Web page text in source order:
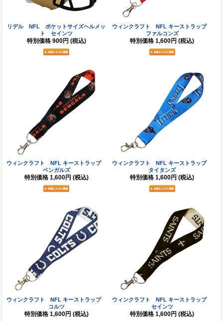
リデル NFL ポケットサイズヘルメッ
ト セインツ
特別価格 900円 (税込)
ウィンクラフト NFL キーストラップ
ファルコンズ
特別価格 1,600円 (税込)
ウィンクラフト NFL キーストラップ
ベンガルズ
特別価格 1,600円 (税込)
ウィンクラフト NFL キーストラップ
タイタンズ
特別価格 1,600円 (税込)
ウィンクラフト NFL キーストラップ
コルツ
特別価格 1,600円 (税込)
ウィンクラフト NFL キーストラップ
セインツ
特別価格 1,600円 (税込)